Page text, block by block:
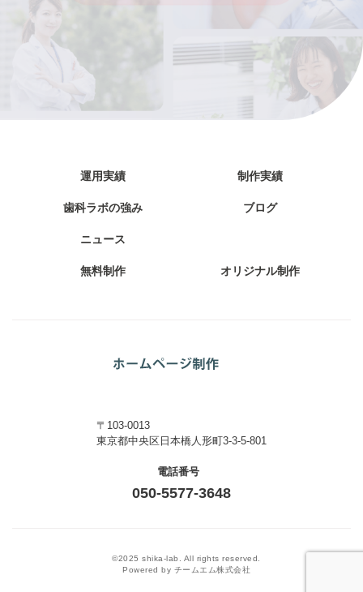
〒103-0013
東京都中央区日本橋人形町3-3-5-801
電話番号
050-5577-3648
運用実績 制作実績
歯科ラボの強み ブログ
ニュース
無料制作 オリジナル制作
©2025 shika-lab. All rights reserved.
Powered by チームエム株式会社